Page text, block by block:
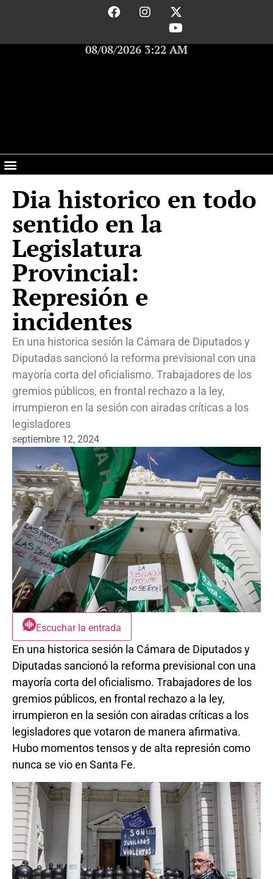
08/08/2026 3:22 AM
Dia historico en todo
sentido en la
Legislatura
Provincial:
Represión e
incidentes
En una historica sesión la Cámara de Diputados y
Diputadas sancionó la reforma previsional con una
mayoría corta del oficialismo. Trabajadores de los
gremios públicos, en frontal rechazo a la ley,
irrumpieron en la sesión con airadas críticas a los
legisladores
septiembre 12, 2024
Escuchar la entrada
En una historica sesión la Cámara de Diputados y
Diputadas sancionó la reforma previsional con una
mayoría corta del oficialismo. Trabajadores de los
gremios públicos, en frontal rechazo a la ley,
irrumpieron en la sesión con airadas críticas a los
legisladores que votaron de manera afirmativa.
Hubo momentos tensos y de alta represión como
nunca se vio en Santa Fe.